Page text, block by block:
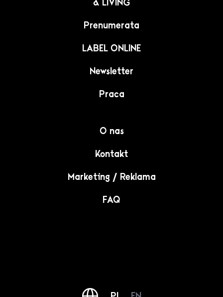
& LIVING
Prenumerata
LABEL ONLINE
Newsletter
Praca
O nas
Kontakt
Marketing / Reklama
FAQ